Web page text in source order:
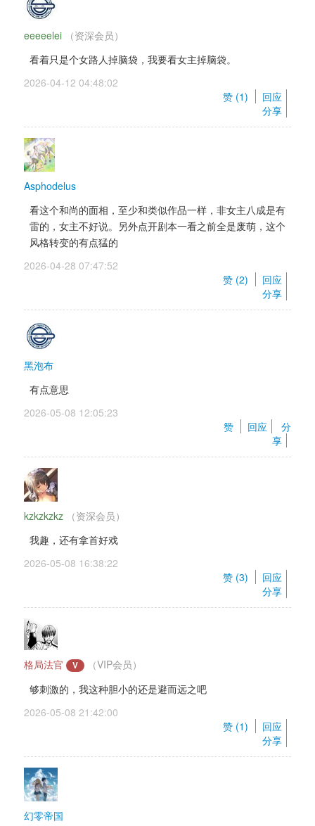
eeeeelei
（资深会员）
看着只是个女路人掉脑袋，我要看女主掉脑袋。
2026-04-12 04:48:02
赞 (1)
回应
分享
Asphodelus
看这个和尚的面相，至少和类似作品一样，非女主八成是有
雷的，女主不好说。另外点开剧本一看之前全是废萌，这个
风格转变的有点猛的
2026-04-28 07:47:52
赞 (2)
回应
分享
黑泡布
有点意思
2026-05-08 12:05:23
赞
回应
分
享
kzkzkzkz
（资深会员）
我趣，还有拿首好戏
2026-05-08 16:38:22
赞 (3)
回应
分享
格局法官 V
（VIP会员）
够刺激的，我这种胆小的还是避而远之吧
2026-05-08 21:42:00
赞 (1)
回应
分享
幻零帝国